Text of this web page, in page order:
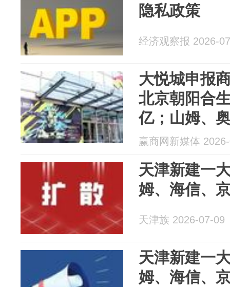
隐私政策
经济观察报 2026-
大悦城申报
北京朝阳合
亿；山姆、
赢商周报
赢商网新媒体
天津新建一
姆、海信、
天津族 2026-07-09
天津新建一
姆、海信、